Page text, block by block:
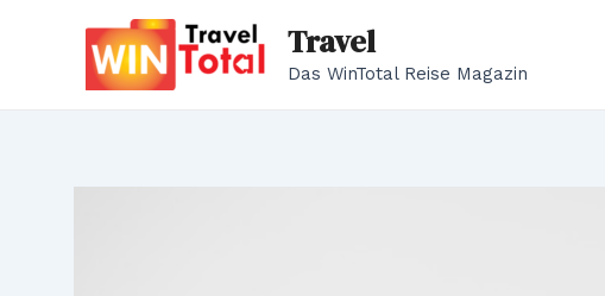
Travel
Das WinTotal Reise Magazin